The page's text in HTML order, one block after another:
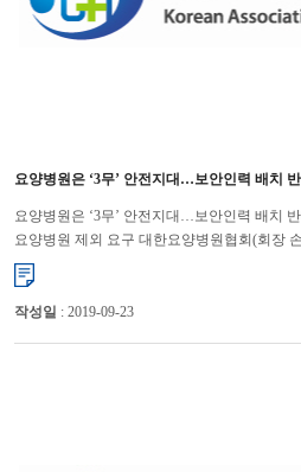
요양병원은 ‘3무’ 안전지대…보안인력 배치
요양병원은 ‘3무’ 안전지대…보안인력 배치
요양병원 제외 요구 대한요양병원협회(회장
의료기관에 대해 보안장비 및 보안인력을 의
작성일 : 2019-09-23